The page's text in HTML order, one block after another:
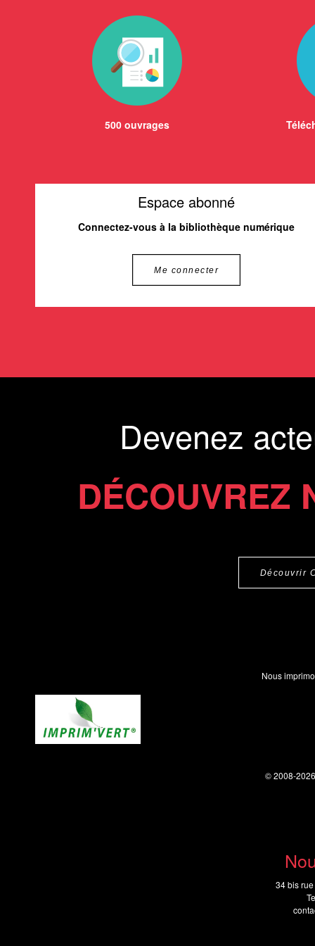
500 ouvrages
Espace abonné
Connectez-vous à la bibliothèque numérique
Me connecter
Devenez
DÉCOUVREZ
Découvrir
34 bis
Nous
© 2008-